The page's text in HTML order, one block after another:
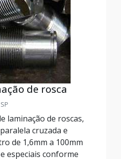
de rosca
laminação de roscas,
cruzada e
de 1,6mm a 100mm
especiais conforme